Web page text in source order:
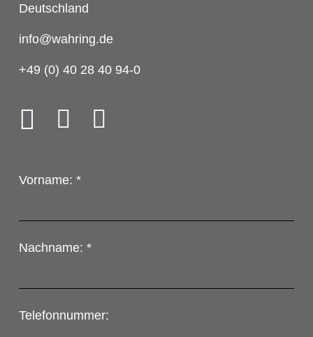
Deutschland
info@wahring.de
+49 (0) 40 28 40 94-0
Vorname: *
Nachname: *
Telefonnummer: